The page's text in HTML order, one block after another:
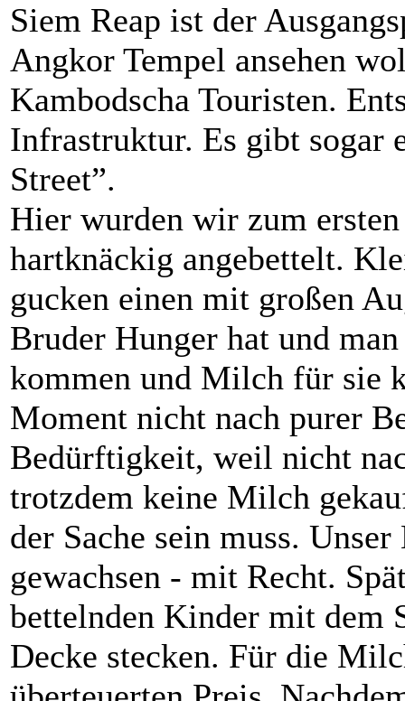
Siem Reap ist der
Angkor Tempel ansehen
Kambodscha Touristen.
Infrastruktur. Es gibt sogar
Street”.
Hier wurden wir zum
hartknäckig angebettelt.
gucken einen mit großen
Bruder Hunger hat und
kommen und Milch für sie
Moment nicht nach purer
Bedürftigkeit, weil nicht
trotzdem keine Milch
der Sache sein muss.
gewachsen - mit Recht.
bettelnden Kinder mit dem
Decke stecken. Für die